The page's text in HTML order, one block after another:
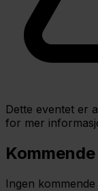
Dette eventet er
for mer
Ingen